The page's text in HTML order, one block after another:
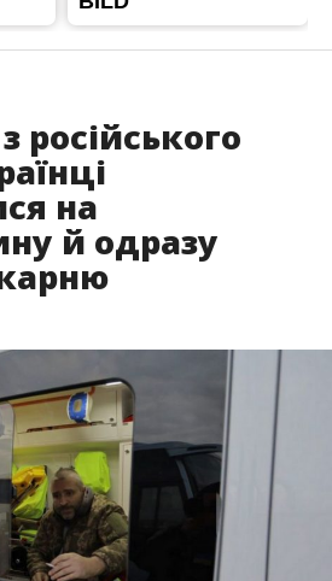
російського
на
й одразу